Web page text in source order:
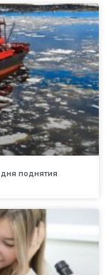
поднятия